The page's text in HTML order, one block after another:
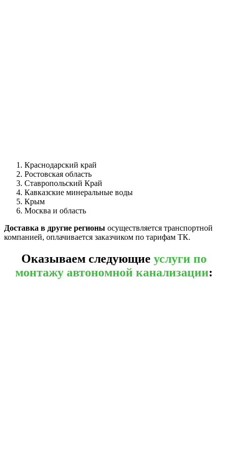
Краснодарский край
Ростовская область
Ставропольский Край
Кавказские минеральные воды
Крым
Москва и область
Доставка в другие регионы осуществляется транспортной
компанией, оплачивается заказчиком по тарифам ТК.
Оказываем следующие услуги по
монтажу автономной канализации: